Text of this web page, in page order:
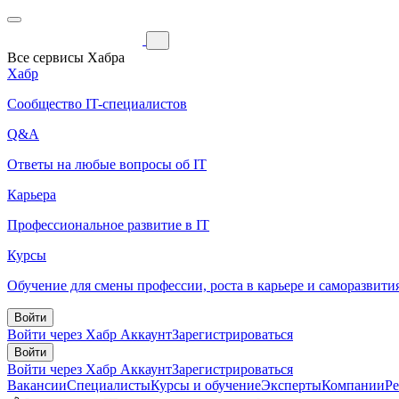
Все сервисы Хабра
Хабр
Сообщество IT-специалистов
Q&A
Ответы на любые вопросы об IT
Карьера
Профессиональное развитие в IT
Курсы
Обучение для смены профессии, роста в карьере и
Войти
Войти через Хабр АккаунтЗарегистрироваться
Войти
Войти через Хабр АккаунтЗарегистрироваться
ВакансииСпециалистыКурсы и обучениеЭкспертыКомпании